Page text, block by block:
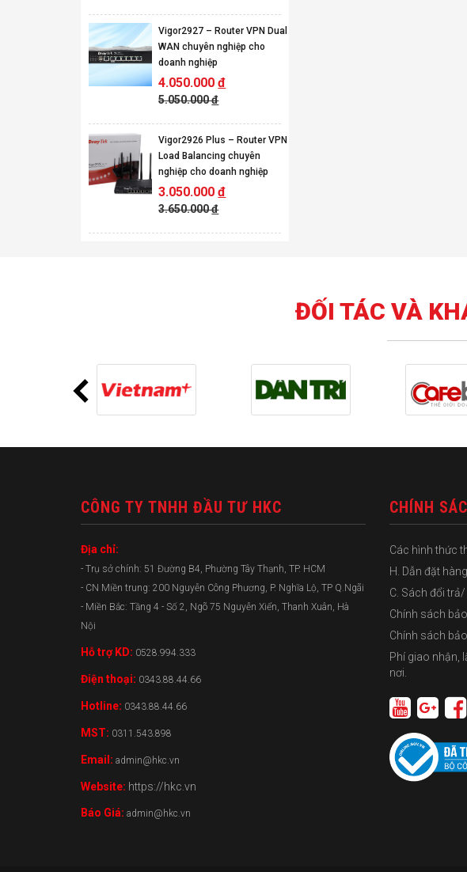
Vigor2927 – Router VPN Dual
WAN chuyên nghiệp cho
doanh nghiệp
4.050.000đ
5.050.000đ
Vigor2926 Plus – Router VPN
Load Balancing chuyên
nghiệp cho doanh nghiệp
3.050.000đ
3.650.000đ
ĐỐI TÁC VÀ
CÔNG TY TNHH ĐẦU TƯ HKC
Địa chỉ:
- Trụ sở chính: 51 Đường B4, Phường Tây Thạnh, TP. HCM
- CN Miền trung: 200 Nguyễn Công Phương, P. Nghĩa Lộ, TP Q.Ngãi
- Miền Bắc: Tầng 4 - Số 2, Ngõ 75 Nguyễn Xiển, Thanh Xuân, Hà
Nội
Hỗ trợ KD: 0528.994.333
Điện thoại: 0343.88.44.66
Hotline: 0343.88.44.66
MST: 0311.543.898
Email: admin@hkc.vn
Website: https://hkc.vn
Báo Giá: admin@hkc.vn
CHÍNH
Các hình thức
H. Dẫn đặt
C. Sách đổi
Chính sách
Chính sách
Phí giao nhận,
nơi.